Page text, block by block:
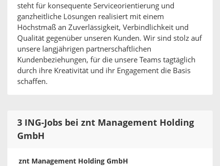
steht für konsequente Serviceorientierung und
ganzheitliche Lösungen realisiert mit einem
Höchstmaß an Zuverlässigkeit, Verbindlichkeit und
Qualität gegenüber unseren Kunden. Wir sind stolz auf
unsere langjährigen partnerschaftlichen
Kundenbeziehungen, für die unsere Teams tagtäglich
durch ihre Kreativität und ihr Engagement die Basis
schaffen.
3 ING-Jobs bei znt Management Holding
GmbH
znt Management Holding GmbH